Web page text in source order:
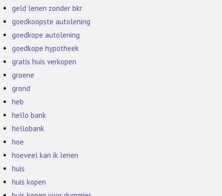
geld lenen zonder bkr
goedkoopste autolening
goedkope autolening
goedkope hypotheek
gratis huis verkopen
groene
grond
heb
hello bank
hellobank
hoe
hoeveel kan ik lenen
huis
huis kopen